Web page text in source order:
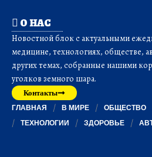
О НАС
Новостной блок с актуальными
медицине, технологиях, обществе,
других темах, собранные нашими
уголков земного шара.
Контакты
ГЛАВНАЯ В МИРЕ ОБЩЕСТВО
ТЕХНОЛОГИИ
ЗДОРОВЬЕ